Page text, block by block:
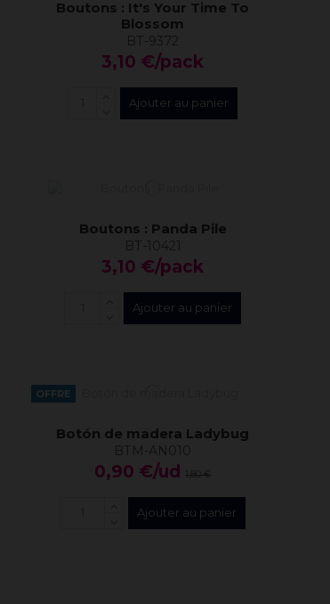
Boutons : It's Your Time To
Blossom
BT-9372
3,10 €/pack
Ajouter au panier
Boutons : Panda Pile
BT-10421
3,10 €/pack
Ajouter au panier
OFFRE
Botón de madera Ladybug
BTM-AN010
0,90 €/ud 1,80 €
Ajouter au panier